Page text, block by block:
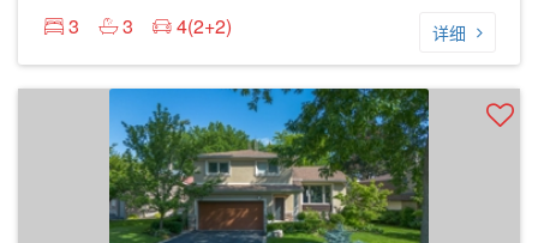
3
3 4(2+2) 详细